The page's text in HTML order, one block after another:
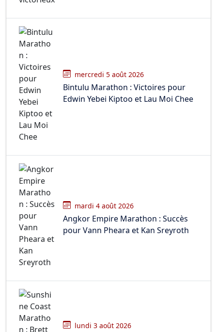
mercredi 5 août 2026
Bintulu Marathon : Victoires pour
Edwin Yebei Kiptoo et Lau Moi Chee
mardi 4 août 2026
Angkor Empire Marathon : Succès
pour Vann Pheara et Kan Sreyroth
lundi 3 août 2026